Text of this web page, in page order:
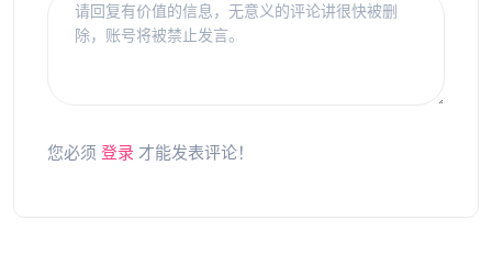
您必须 登录 才能发表评论！